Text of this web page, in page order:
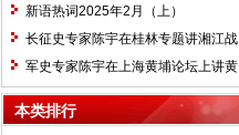
新语热词2025年2月（上）
长征史专家陈宇在桂林专题讲湘江战
役精神
军史专家陈宇在上海黄埔论坛上讲黄
埔精神与国家统一大业
本类排行